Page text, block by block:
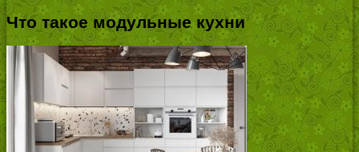
Что такое модульные кухни